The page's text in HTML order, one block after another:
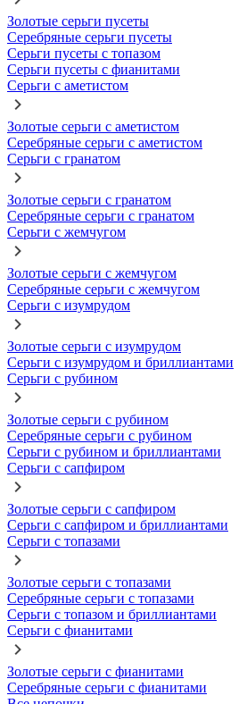
Золотые серьги пусеты
Серебряные серьги пусеты
Серьги пусеты с топазом
Серьги пусеты с фианитами
Серьги с аметистом
Золотые серьги с аметистом
Серебряные серьги с аметистом
Серьги с гранатом
Золотые серьги с гранатом
Серебряные серьги с гранатом
Серьги с жемчугом
Золотые серьги с жемчугом
Серебряные серьги с жемчугом
Серьги с изумрудом
Золотые серьги с изумрудом
Серьги с изумрудом и бриллиантами
Серьги с рубином
Золотые серьги с рубином
Серебряные серьги с рубином
Серьги с рубином и бриллиантами
Серьги с сапфиром
Золотые серьги с сапфиром
Серьги с сапфиром и бриллиантами
Серьги с топазами
Золотые серьги с топазами
Серебряные серьги с топазами
Серьги с топазом и бриллиантами
Серьги с фианитами
Золотые серьги с фианитами
Серебряные серьги с фианитами